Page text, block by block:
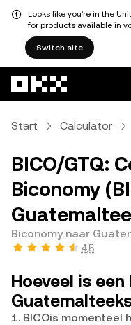
Looks like you're in the
for products available in
Switch site
Start Calculator
BICO/GTQ:
Biconomy
Biconomy naar
4,5
Hoeveel is
1. BICOis momenteel